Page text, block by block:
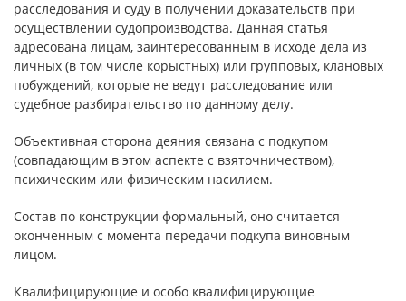
расследования и суду в получении доказательств при
осуществлении судопроизводства. Данная статья
адресована лицам, заинтересованным в исходе дела из
личных (в том числе корыстных) или групповых, клановых
побуждений, которые не ведут расследование или
судебное разбирательство по данному делу.
Объективная сторона деяния связана с подкупом
(совпадающим в этом аспекте с взяточничеством),
психическим или физическим насилием.
Состав по конструкции формальный, оно считается
оконченным с момента передачи подкупа виновным
лицом.
Квалифицирующие и особо квалифицирующие